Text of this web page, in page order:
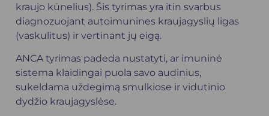
kraujo kūnelius). Šis tyrimas yra itin svarbus
diagnozuojant autoimunines kraujagyslių ligas
(vaskulitus) ir vertinant jų eigą.
ANCA tyrimas padeda nustatyti, ar imuninė
sistema klaidingai puola savo audinius,
sukeldama uždegimą smulkiose ir vidutinio
dydžio kraujagyslėse.